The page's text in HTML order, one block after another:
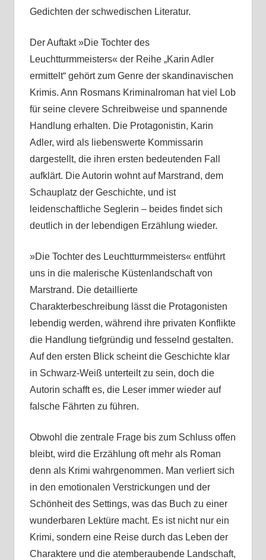
Gedichten der schwedischen Literatur.
Der Auftakt »Die Tochter des
Leuchtturmmeisters« der Reihe „Karin Adler
ermittelt“ gehört zum Genre der skandinavischen
Krimis. Ann Rosmans Kriminalroman hat viel Lob
für seine clevere Schreibweise und spannende
Handlung erhalten. Die Protagonistin, Karin
Adler, wird als liebenswerte Kommissarin
dargestellt, die ihren ersten bedeutenden Fall
aufklärt. Die Autorin wohnt auf Marstrand, dem
Schauplatz der Geschichte, und ist
leidenschaftliche Seglerin – beides findet sich
deutlich in der lebendigen Erzählung wieder.
»Die Tochter des Leuchtturmmeisters« entführt
uns in die malerische Küstenlandschaft von
Marstrand. Die detaillierte
Charakterbeschreibung lässt die Protagonisten
lebendig werden, während ihre privaten Konflikte
die Handlung tiefgründig und fesselnd gestalten.
Auf den ersten Blick scheint die Geschichte klar
in Schwarz-Weiß unterteilt zu sein, doch die
Autorin schafft es, die Leser immer wieder auf
falsche Fährten zu führen.
Obwohl die zentrale Frage bis zum Schluss offen
bleibt, wird die Erzählung oft mehr als Roman
denn als Krimi wahrgenommen. Man verliert sich
in den emotionalen Verstrickungen und der
Schönheit des Settings, was das Buch zu einer
wunderbaren Lektüre macht. Es ist nicht nur ein
Krimi, sondern eine Reise durch das Leben der
Charaktere und die atemberaubende Landschaft,